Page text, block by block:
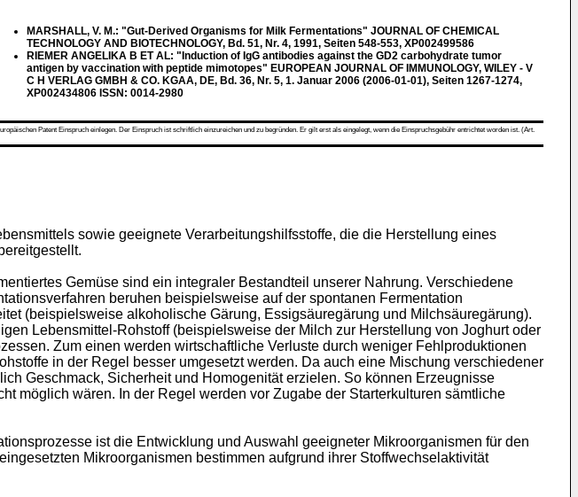
MARSHALL, V. M.: "Gut-Derived Organisms for Milk Fermentations" JOURNAL OF CHEMICAL
TECHNOLOGY AND BIOTECHNOLOGY, Bd. 51, Nr. 4, 1991, Seiten 548-553, XP002499586
RIEMER ANGELIKA B ET AL: "Induction of IgG antibodies against the GD2 carbohydrate tumor
antigen by vaccination with peptide mimotopes" EUROPEAN JOURNAL OF IMMUNOLOGY, WILEY - V
C H VERLAG GMBH & CO. KGAA, DE, Bd. 36, Nr. 5, 1. Januar 2006 (2006-01-01), Seiten 1267-1274,
XP002434806 ISSN: 0014-2980
Patent Einspruch einlegen. Der Einspruch ist schriftlich einzureichen und zu begründen. Er gilt erst als eingelegt, wenn die Einspruchsgebühr entrichtet worden ist. (Art.
sowie geeignete Verarbeitungshilfsstoffe, die die Herstellung eines
Gemüse sind ein integraler Bestandteil unserer Nahrung. Verschiedene
beruhen beispielsweise auf der spontanen Fermentation
(beispielsweise alkoholische Gärung, Essigsäuregärung und Milchsäuregärung).
Lebensmittel-Rohstoff (beispielsweise der Milch zur Herstellung von Joghurt oder
Zum einen werden wirtschaftliche Verluste durch weniger Fehlproduktionen
in der Regel besser umgesetzt werden. Da auch eine Mischung verschiedener
Geschmack, Sicherheit und Homogenität erzielen. So können Erzeugnisse
möglich wären. In der Regel werden vor Zugabe der Starterkulturen sämtliche
ist die Entwicklung und Auswahl geeigneter Mikroorganismen für den
Mikroorganismen bestimmen aufgrund ihrer Stoffwechselaktivität